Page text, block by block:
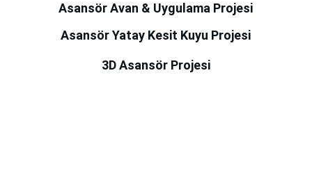
Asansör Avan & Uygulama Projesi
Asansör Yatay Kesit Kuyu Projesi
3D Asansör Projesi